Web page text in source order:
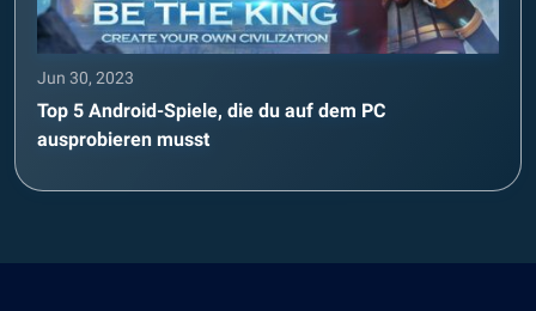
Jun 30, 2023
Top 5 Android-Spiele, die du auf dem PC
ausprobieren musst